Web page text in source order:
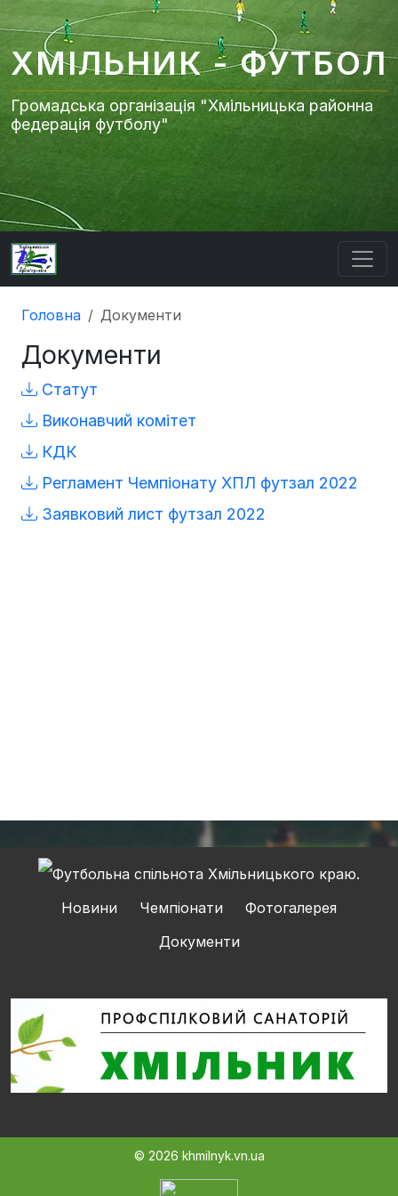
ХМІЛЬНИК - ФУТБОЛ
Громадська організація "Хмільницька районна
федерація футболу"
Головна Документи
Документи
Статут
Виконавчий комітет
КДК
Регламент Чемпіонату ХПЛ футзал 2022
Заявковий лист футзал 2022
Новини Чемпіонати
Фотогалерея
Документи
© 2026 khmilnyk.vn.ua